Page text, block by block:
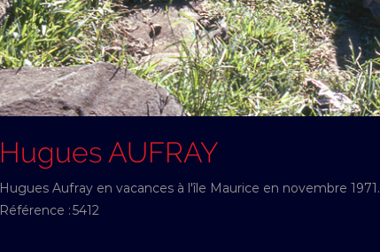
Hugues AUFRAY
Hugues Aufray en vacances à l'île Maurice en novembre 1971.
Référence :5412